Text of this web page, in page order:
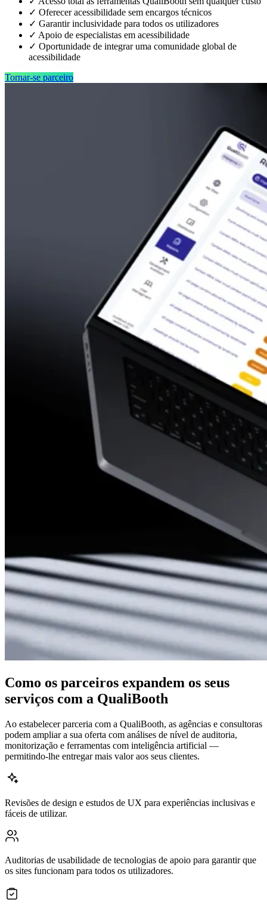
✓ Oferecer acessibilidade sem encargos técnicos
✓ Garantir inclusividade para todos os utilizadores
✓ Apoio de especialistas em acessibilidade
✓ Oportunidade de integrar uma comunidade global de
acessibilidade
Tornar-se parceiro
Como os parceiros expandem os seus
serviços com a QualiBooth
Ao estabelecer parceria com a QualiBooth, as agências e consultoras
podem ampliar a sua oferta com análises de nível de auditoria,
monitorização e ferramentas com inteligência artificial —
permitindo-lhe entregar mais valor aos seus clientes.
Revisões de design e estudos de UX para experiências inclusivas e
fáceis de utilizar.
Auditorias de usabilidade de tecnologias de apoio para garantir que
os sites funcionam para todos os utilizadores.